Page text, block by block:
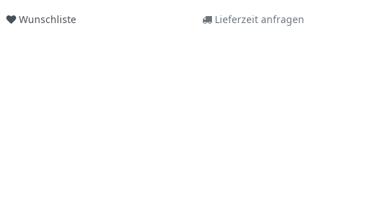
Wunschliste Lieferzeit anfragen